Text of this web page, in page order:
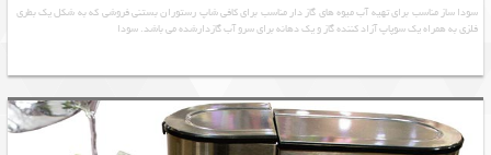
سودا ساز مناسب برای تهیه آب میوه های گاز دار مناسب برای کافی شاپ رستوران بستنی فروشی که به شکل یک بطری
فلزی به همراه یک سوپاپ آزاد کننده گاز و یک دهانه برای سرو آب گازدارشده می باشد. سودا